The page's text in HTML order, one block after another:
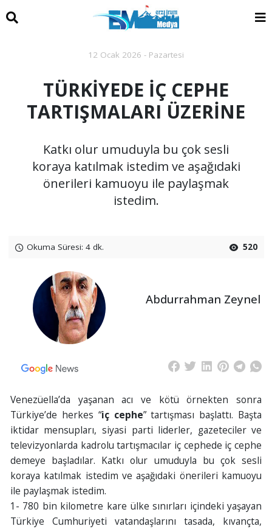
12 Ocak 2026 - Pazartesi
TÜRKİYEDE İÇ CEPHE
TARTIŞMALARI ÜZERİNE
Katkı olur umuduyla bu çok sesli
koraya katılmak istedim ve aşağıdaki
önerileri kamuoyu ile paylaşmak
istedim.
Okuma Süresi: 4 dk. 520
Abdurrahman Zeynel
Venezüella’da yaşanan acı ve kötü örnekten sonra
Türkiye’de herkes “iç cephe” tartışması başlattı. Başta
iktidar mensupları, siyasi parti liderler, gazeteciler ve
televizyonlarda kadrolu tartışmacılar iç cephede iç cephe
demeye başladılar. Katkı olur umuduyla bu çok sesli
koraya katılmak istedim ve aşağıdaki önerileri kamuoyu
ile paylaşmak istedim.
1- 780 bin kilometre kare ülke sınırları içindeki yaşayan
Türkiye Cumhuriyeti vatandaşlarını tasada, kıvançta,